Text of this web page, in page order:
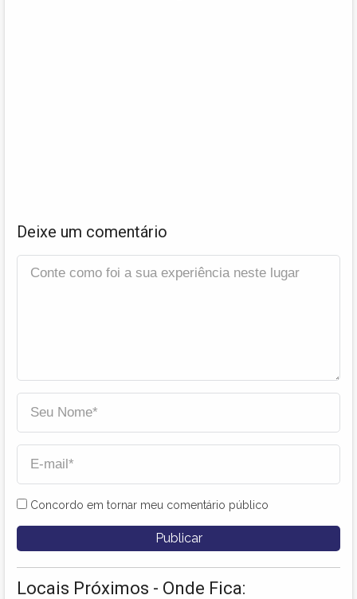
Deixe um comentário
Concordo em tornar meu comentário público
Locais Próximos - Onde Fica: